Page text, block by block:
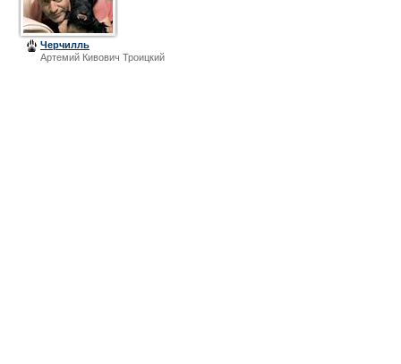
Черчилль
Артемий Кивович Троицкий